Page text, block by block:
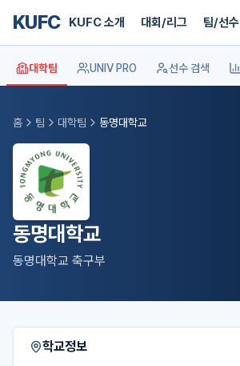
KUFC KUFC 소개 대회/리그 팀/선수
대학팀 UNIV PRO 선수 검색
홈 팀 대학팀 동명대학교
동명대학교
동명대학교 축구부
학교정보